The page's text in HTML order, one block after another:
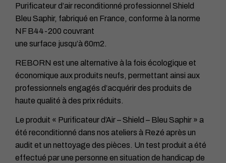
Purificateur d’air reconditionné professionnel Shield
Bleu Saphir, fabriqué en France, conforme à la norme
NF B44-200 couvrant
une surface jusqu’à 60m2.
REBORN est une alternative à la fois écologique et
économique aux produits neufs, permettant ainsi aux
professionnels engagés d’acquérir des produits de
haute qualité à des prix réduits.
Le produit « Purificateur d’Air – Shield – Bleu Saphir » a
été reconditionné dans nos ateliers à Rezé après un
audit et un nettoyage des pièces. Un test produit a été
effectué par une personne en situation de handicap de